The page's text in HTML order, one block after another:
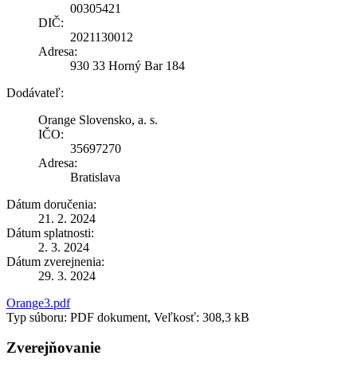
00305421
DIČ:
2021130012
Adresa:
930 33 Horný Bar 184
Dodávateľ:
Orange Slovensko, a. s.
IČO:
35697270
Adresa:
Bratislava
Dátum doručenia:
21. 2. 2024
Dátum splatnosti:
2. 3. 2024
Dátum zverejnenia:
29. 3. 2024
Orange3.pdf
Typ súboru: PDF dokument, Veľkosť: 308,3 kB
Zverejňovanie